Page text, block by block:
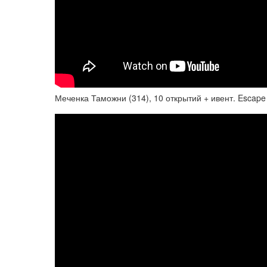
Меченка Таможни (314), 10 открытий + ивент.